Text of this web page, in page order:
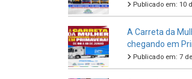
Publicado em: 10
A Carreta da
chegando em
Publicado em: 7